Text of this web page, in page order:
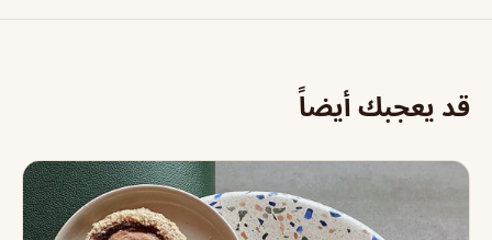
قد يعجبك أيضاً